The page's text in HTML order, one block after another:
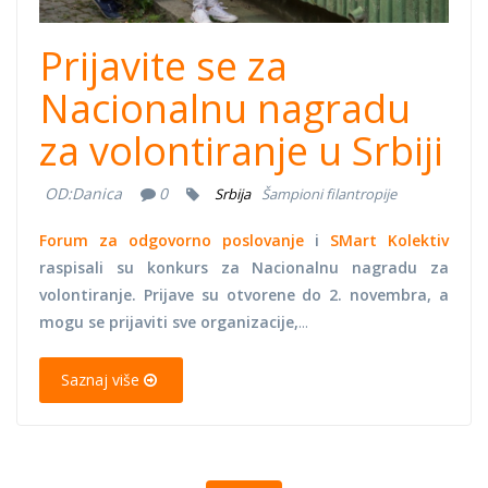
Prijavite se za
Nacionalnu nagradu
za volontiranje u Srbiji
OD:Danica 0 Srbija Šampioni filantropije
Forum za odgovorno poslovanje i SMart Kolektiv
raspisali su konkurs za Nacionalnu nagradu za
volontiranje. Prijave su otvorene do 2. novembra, a
mogu se prijaviti sve organizacije,...
Saznaj više